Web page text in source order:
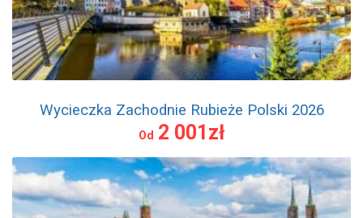
Wycieczka Zachodnie Rubieże Polski 2026
Od 2 001zł